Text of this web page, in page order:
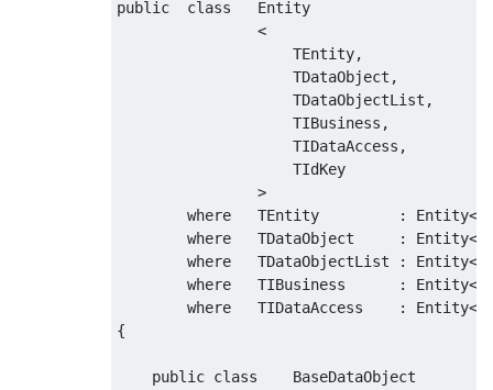
public class
Entity
<
TEntity,
TDataObject ,
TDataObjectList ,
TIBusiness ,
TIDataAccess ,
TIdKey
>
where
TEntity : Entity<
where
TDataObject : Entity<
where
TDataObjectList : Entity<
where
TIBusiness : Entity<
where
TIDataAccess : Entity<
{
public class
BaseDataObject